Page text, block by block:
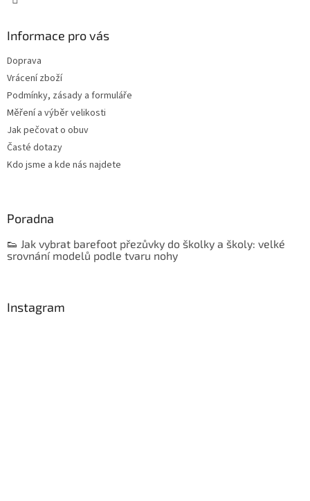
Informace pro vás
Doprava
Vrácení zboží
Podmínky, zásady a formuláře
Měření a výběr velikosti
Jak pečovat o obuv
Časté dotazy
Kdo jsme a kde nás najdete
Poradna
👟 Jak vybrat barefoot přezůvky do školky a školy: velké
srovnání modelů podle tvaru nohy
Instagram